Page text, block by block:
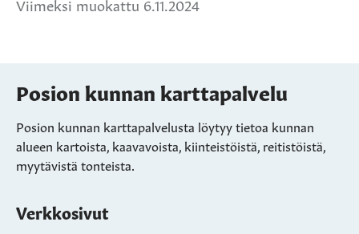
Viimeksi muokattu 6.11.2024
Posion kunnan karttapalvelu
Posion kunnan karttapalvelusta löytyy tietoa kunnan
alueen kartoista, kaavavoista, kiinteistöistä, reitistöistä,
myytävistä tonteista.
Verkkosivut